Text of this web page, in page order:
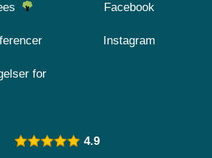
for
Facebook
Instagram
4.9